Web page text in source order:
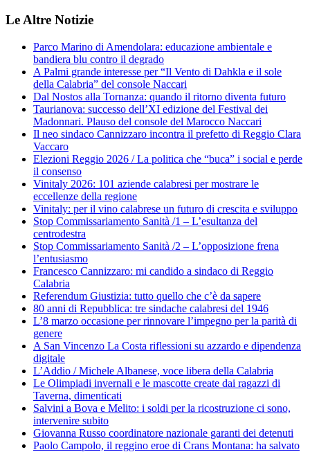
Le Altre Notizie
Parco Marino di Amendolara: educazione ambientale e
bandiera blu contro il degrado
A Palmi grande interesse per “Il Vento di Dahkla e il sole
della Calabria” del console Naccari
Dal Nostos alla Tornanza: quando il ritorno diventa futuro
Taurianova: successo dell’XI edizione del Festival dei
Madonnari. Plauso del console del Marocco Naccari
Il neo sindaco Cannizzaro incontra il prefetto di Reggio Clara
Vaccaro
Elezioni Reggio 2026 / La politica che “buca” i social e perde
il consenso
Vinitaly 2026: 101 aziende calabresi per mostrare le
eccellenze della regione
Vinitaly: per il vino calabrese un futuro di crescita e sviluppo
Stop Commissariamento Sanità /1 – L’esultanza del
centrodestra
Stop Commissariamento Sanità /2 – L’opposizione frena
l’entusiasmo
Francesco Cannizzaro: mi candido a sindaco di Reggio
Calabria
Referendum Giustizia: tutto quello che c’è da sapere
80 anni di Repubblica: tre sindache calabresi del 1946
L’8 marzo occasione per rinnovare l’impegno per la parità di
genere
A San Vincenzo La Costa riflessioni su azzardo e dipendenza
digitale
L’Addio / Michele Albanese, voce libera della Calabria
Le Olimpiadi invernali e le mascotte create dai ragazzi di
Taverna, dimenticati
Salvini a Bova e Melito: i soldi per la ricostruzione ci sono,
intervenire subito
Giovanna Russo coordinatore nazionale garanti dei detenuti
Paolo Campolo, il reggino eroe di Crans Montana: ha salvato